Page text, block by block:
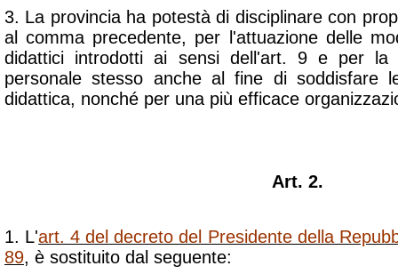
3. La provincia ha potestà di disciplinare con
al comma precedente, per l'attuazione delle
didattici introdotti ai sensi dell'art. 9 e per la
personale stesso anche al fine di soddisfare
didattica, nonché per una più efficace
Art. 2.
1. L'art. 4 del decreto del Presidente della
89, è sostituito dal seguente: